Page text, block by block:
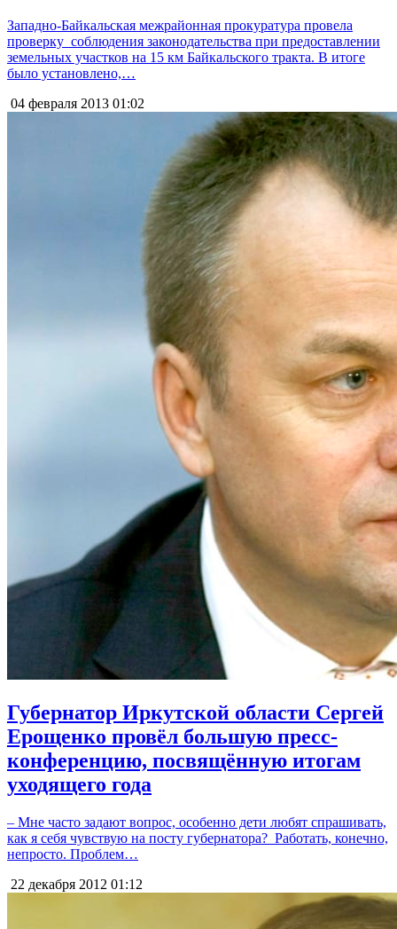
Западно-Байкальская межрайонная прокуратура провела
проверку соблюдения законодательства при предоставлении
земельных участков на 15 км Байкальского тракта. В итоге
было установлено,…
04 февраля 2013 01:02
Губернатор Иркутской области Сергей
Ерощенко провёл большую пресс-
конференцию, посвящённую итогам
уходящего года
– Мне часто задают вопрос, особенно дети любят спрашивать,
как я себя чувствую на посту губернатора? Работать, конечно,
непросто. Проблем…
22 декабря 2012 01:12